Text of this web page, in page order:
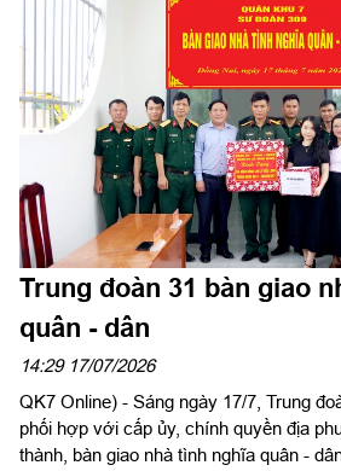
Tây Ninh làm Trưởng đoàn; tham gia
Thị Thanh Vân, Phó Giám đốc Phân
kế/Tổng cục Hậu cần - Kỹ thuật cùng
Viện và lực lượng Đội K73.
Trung đoàn 31 bàn giao
quân - dân
14:29 17/07/2026
QK7 Online) - Sáng ngày 17/7, Trung
phối hợp với cấp ủy, chính quyền địa
thành, bàn giao nhà tình nghĩa quân -